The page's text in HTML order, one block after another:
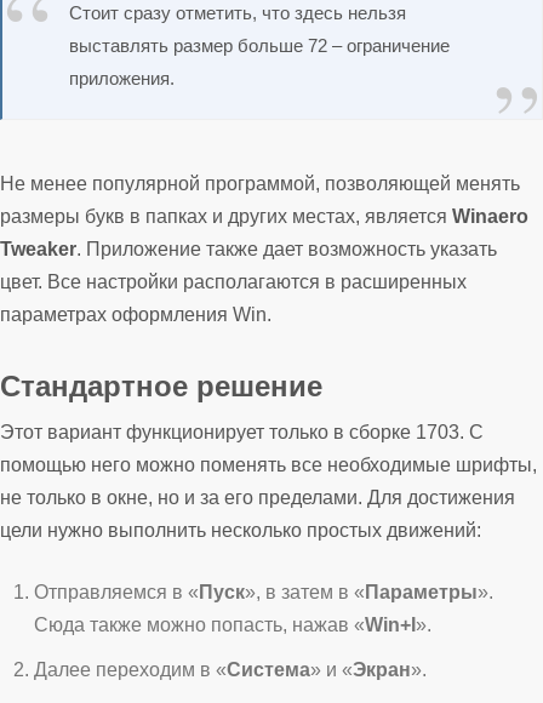
Стоит сразу отметить, что здесь нельзя
выставлять размер больше 72 – ограничение
приложения.
Не менее популярной программой, позволяющей менять
размеры букв в папках и других местах, является Winaero
Tweaker. Приложение также дает возможность указать
цвет. Все настройки располагаются в расширенных
параметрах оформления Win.
Стандартное решение
Этот вариант функционирует только в сборке 1703. С
помощью него можно поменять все необходимые шрифты,
не только в окне, но и за его пределами. Для достижения
цели нужно выполнить несколько простых движений:
Отправляемся в « Пуск», в затем в « Параметры».
Сюда также можно попасть, нажав «Win+I ».
Далее переходим в «Система» и «Экран».